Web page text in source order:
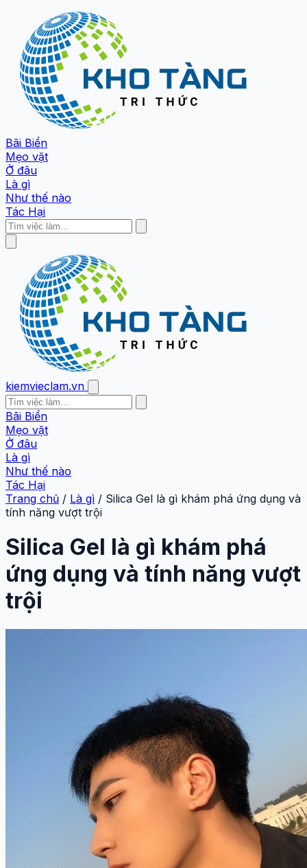
Bãi Biển
Mẹo vặt
Ở đâu
Là gì
Như thế nào
Tác Hại
kiemvieclam.vn
Bãi Biển
Mẹo vặt
Ở đâu
Là gì
Như thế nào
Tác Hại
Trang chủ / Là gì / Silica Gel là gì khám phá ứng dụng và
tính năng vượt trội
Silica Gel là gì khám phá
ứng dụng và tính năng vượt
trội